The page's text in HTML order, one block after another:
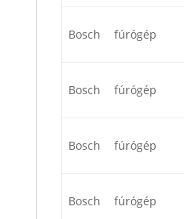
Bosch fúrógép
Bosch fúrógép
Bosch fúrógép
Bosch fúrógép